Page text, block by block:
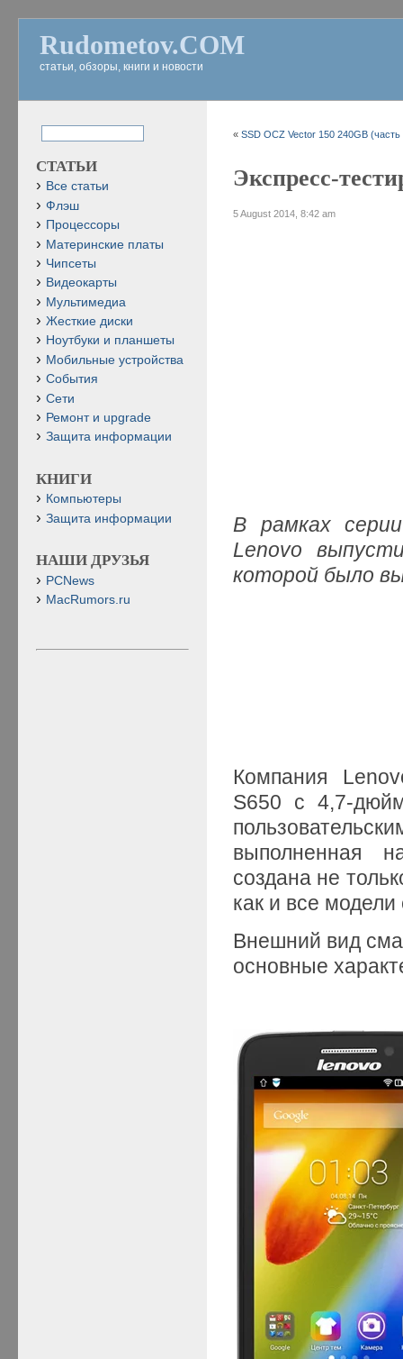
Rudometov.COM
статьи, обзоры, книги и новости
«SSD OCZ Vector 150 240GB (часть
Экспресс-
5 August 2014, 8:42 am
В рамках
Lenovo
которой было
Компания
S650 с 4,7-
выполненная
создана не
как и все
Внешний вид
основные
СТАТЬИ
Все статьи
Флэш
Процессоры
Материнские платы
Чипсеты
Видеокарты
Мультимедиа
Жесткие диски
Ноутбуки и планшеты
Мобильные устройства
События
Сети
Ремонт и upgrade
Защита информации
КНИГИ
Компьютеры
Защита информации
НАШИ ДРУЗЬЯ
PCNews
MacRumors.ru